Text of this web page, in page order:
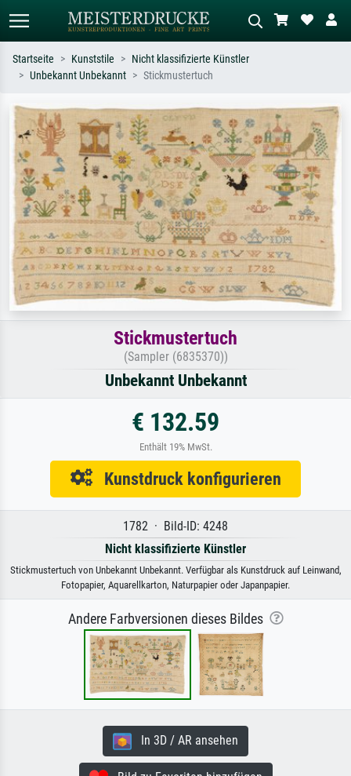
Suchen Sie nach Künstlern, Werktiteln
oder Stilen – z.B. Monet,
Sternennacht, Impressionismus, Welle
Hokusai, Akt.
Beschreiben Sie die Szene – z.B. Grüne
Wiese, Abstrakt mit viel Rot, Dunkles
Ölgemälde, Stehender Akt neben einem
Baum.
Startseite Kunststile
Nicht klassifizierte Künstler
Unbekannt Unbekannt
Stickmustertuch
Stickmustertuch
(Sampler (6835370))
Unbekannt Unbekannt
€ 132.59
Enthält 19% MwSt.
Kunstdruck konfigurieren
1782 · Bild-ID: 4248
Nicht klassifizierte Künstler
Stickmustertuch von Unbekannt Unbekannt. Verfügbar als Kunstdruck auf Leinwand,
Fotopapier, Aquarellkarton, Naturpapier oder Japanpapier.
Andere Farbversionen dieses Bildes
In 3D / AR ansehen